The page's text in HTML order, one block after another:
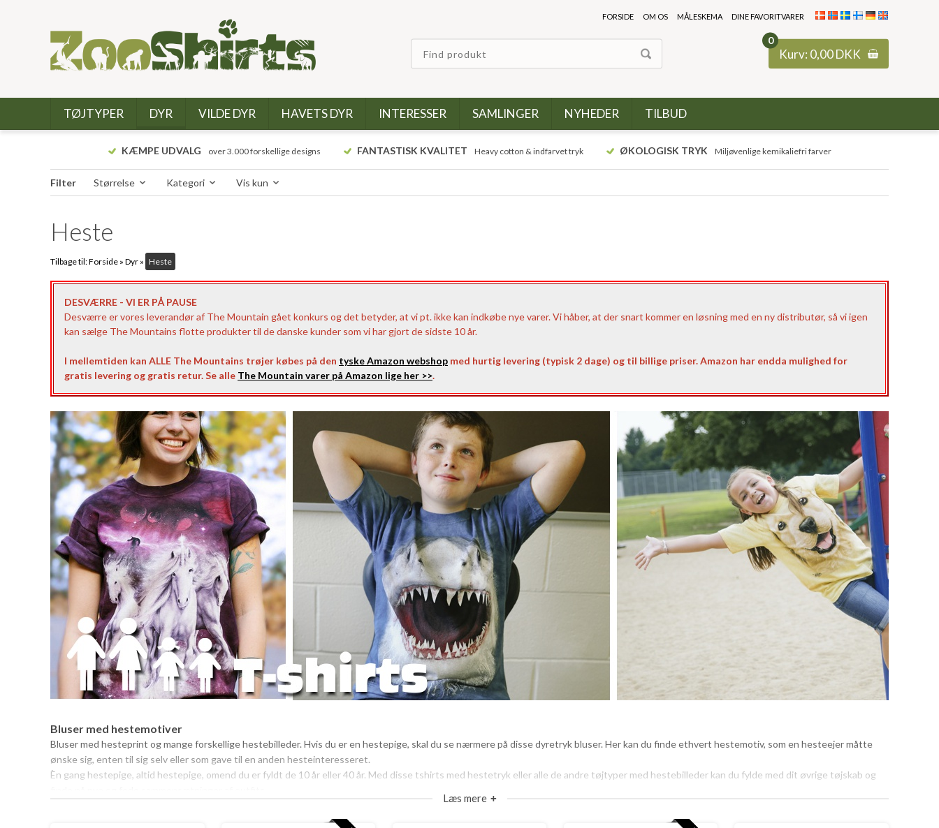
0
Kurv: 0,00DKK
FORSIDE OM OS MÅLESKEMA DINE FAVORITVARER
TØJTYPER DYR VILDE DYR HAVETS DYR INTERESSER SAMLINGER NYHEDER TILBUD
KÆMPE UDVALG over 3.000 forskellige designs FANTASTISK KVALITET Heavy cotton & indfarvet tryk ØKOLOGISK TRYK Miljøvenlige kemikaliefri farver
Filter Størrelse Kategori Vis kun
Heste
Tilbage til:Forside » Dyr » Heste
DESVÆRRE - VI ER PÅ PAUSE
Desværre er vores leverandør af The Mountain gået konkurs og det betyder, at vi pt. ikke kan indkøbe nye varer. Vi håber, at der snart kommer en løsning med en ny distributør, så vi igen
kan sælge The Mountains flotte produkter til de danske kunder som vi har gjort de sidste 10 år.
I mellemtiden kan ALLE The Mountains trøjer købes på den tyske Amazon webshop med hurtig levering (typisk 2 dage) og til billige priser. Amazon har endda mulighed for
gratis levering og gratis retur. Se alle The Mountain varer på Amazon lige her >>.
Bluser med hestemotiver
Bluser med hesteprint og mange forskellige hestebilleder. Hvis du er en hestepige, skal du se nærmere på disse dyretryk bluser. Her kan du finde ethvert hestemotiv, som en hesteejer måtte
ønske sig, enten til sig selv eller som gave til en anden hesteinteresseret.
Èn gang hestepige, altid hestepige, omend du er fyldt de 10 år eller 40 år. Med disse tshirts med hestetryk eller alle de andre tøjtyper med hestebilleder kan du fylde med dit øvrige tøjskab og
Læs mere +